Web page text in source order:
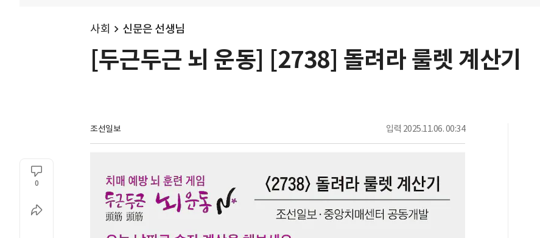
사회 신문은 선생님
[두근두근 뇌 운동] [2738] 돌려라 룰렛 계산기
조선일보 입력 2025.11.06. 00:34
0